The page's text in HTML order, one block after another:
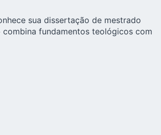
sua dissertação de mestrado
combina fundamentos teológicos com